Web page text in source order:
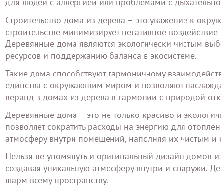
Строительство дома из дерева – это уважение к
строительстве минимизирует негативное
Деревянные дома являются экологически чистым
ресурсов и поддержанию баланса в экосистеме.
Такие дома способствуют гармоничному
единства с окружающим миром и позволяют
веранд в домах из дерева в гармонии с природой
Деревянные дома – это не только красиво и
позволяет сократить расходы на энергию для
атмосферу внутри помещений, наполняя их чистым и
Нельзя не упомянуть и оригинальный дизайн домов
создавая уникальную атмосферу внутри и снаружи.
шарм всему пространству.